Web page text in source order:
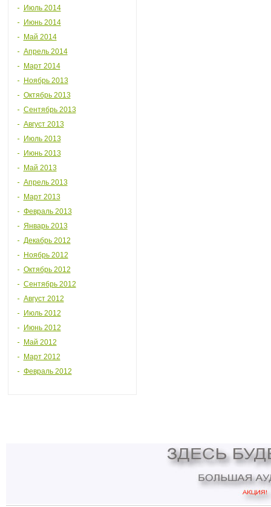
Июль 2014
Июнь 2014
Май 2014
Апрель 2014
Март 2014
Ноябрь 2013
Октябрь 2013
Сентябрь 2013
Август 2013
Июль 2013
Июнь 2013
Май 2013
Апрель 2013
Март 2013
Февраль 2013
Январь 2013
Декабрь 2012
Ноябрь 2012
Октябрь 2012
Сентябрь 2012
Август 2012
Июль 2012
Июнь 2012
Май 2012
Март 2012
Февраль 2012